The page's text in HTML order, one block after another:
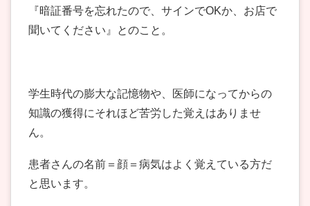
『暗証番号を忘れたので、サインでOKか、お店で
聞いてください』とのこと。
学生時代の膨大な記憶物や、医師になってからの
知識の獲得にそれほど苦労した覚えはありませ
ん。
患者さんの名前＝顔＝病気はよく覚えている方だ
と思います。